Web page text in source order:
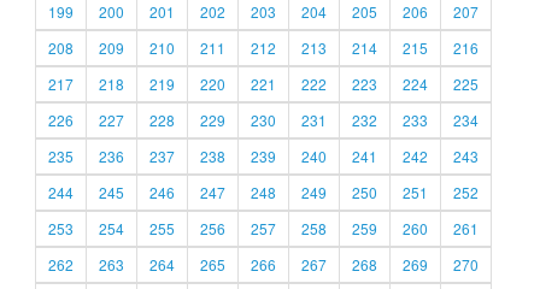
199
200 201 202 203 204 205 206
207
208
209 210 211 212 213 214 215
216
217
218 219 220 221 222 223 224
225
226
227 228 229 230 231 232 233
234
235
236 237 238 239 240 241 242
243
244
245 246 247 248 249 250 251
252
253
254 255 256 257 258 259 260
261
262
263 264 265 266 267 268 269
270